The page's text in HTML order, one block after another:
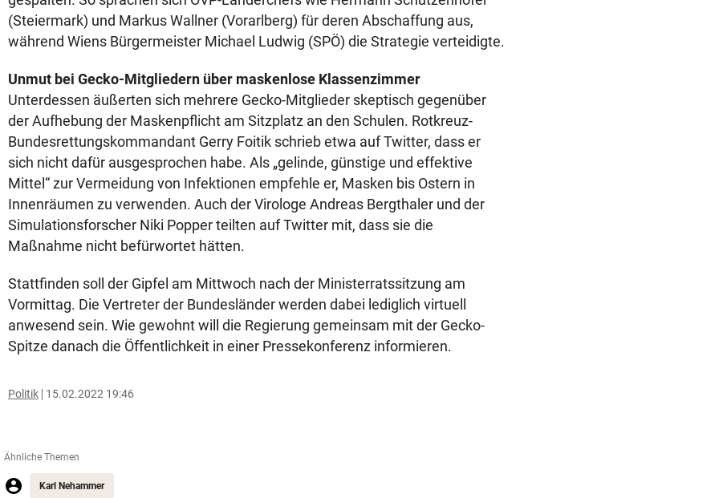
(Steiermark) und Markus Wallner (Vorarlberg) für deren Abschaffung aus,
während Wiens Bürgermeister Michael Ludwig (SPÖ) die Strategie verteidigte.
Unmut bei Gecko-Mitgliedern über maskenlose Klassenzimmer
Unterdessen äußerten sich mehrere Gecko-Mitglieder skeptisch gegenüber
der Aufhebung der Maskenpflicht am Sitzplatz an den Schulen. Rotkreuz-
Bundesrettungskommandant Gerry Foitik schrieb etwa auf Twitter, dass er
sich nicht dafür ausgesprochen habe. Als „gelinde, günstige und effektive
Mittel“ zur Vermeidung von Infektionen empfehle er, Masken bis Ostern in
Innenräumen zu verwenden. Auch der Virologe Andreas Bergthaler und der
Simulationsforscher Niki Popper teilten auf Twitter mit, dass sie die
Maßnahme nicht befürwortet hätten.
Stattfinden soll der Gipfel am Mittwoch nach der Ministerratssitzung am
Vormittag. Die Vertreter der Bundesländer werden dabei lediglich virtuell
anwesend sein. Wie gewohnt will die Regierung gemeinsam mit der Gecko-
Spitze danach die Öffentlichkeit in einer Pressekonferenz informieren.
Politik 15.02.2022 19:46
Ähnliche Themen
Karl Nehammer